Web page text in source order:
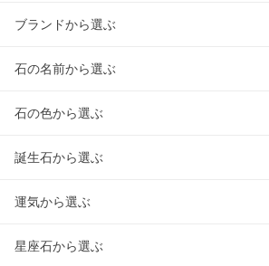
ブランドから選ぶ
石の名前から選ぶ
石の色から選ぶ
誕生石から選ぶ
運気から選ぶ
星座石から選ぶ